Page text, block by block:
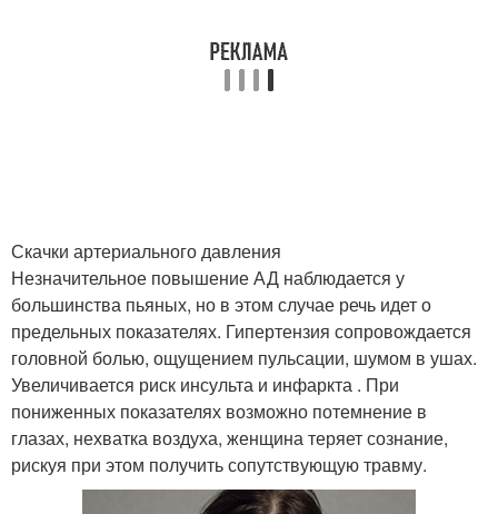
Скачки артериального давления
Незначительное повышение АД наблюдается у
большинства пьяных, но в этом случае речь идет о
предельных показателях. Гипертензия сопровождается
головной болью, ощущением пульсации, шумом в ушах.
Увеличивается риск инсульта и инфаркта . При
пониженных показателях возможно потемнение в
глазах, нехватка воздуха, женщина теряет сознание,
рискуя при этом получить сопутствующую травму.